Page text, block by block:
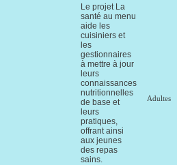
Le projet La
santé au menu
aide les
cuisiniers et
les
gestionnaires
à mettre à jour
leurs
connaissances
nutritionnelles
de base et
leurs
pratiques,
offrant ainsi
aux jeunes
des repas
sains.
Adultes